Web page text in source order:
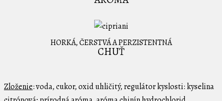
HORKÁ, ČERSTVÁ A PERZISTENTNÁ
CHUŤ
Zloženie: voda, cukor, oxid uhličitý, regulátor kyslosti: kyselina